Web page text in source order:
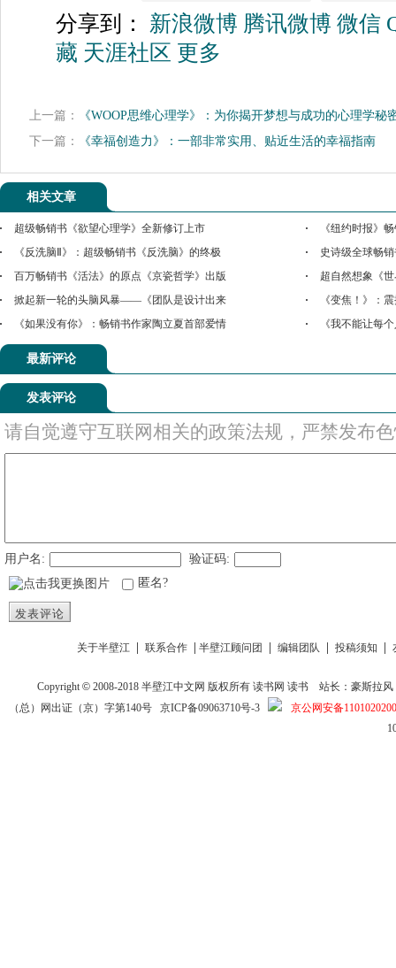
分享到： 新浪微博 腾讯微博 微信
藏 天涯社区 更多
上一篇：
《WOOP思维心理学》：为你揭开梦想与成功的心理学秘
下一篇：
《幸福创造力》：一部非常实用、贴近生活的幸福指南
相关文章
超级畅销书《欲望心理学》全新修订上市
《纽约时报》
《反洗脑Ⅱ》：超级畅销书《反洗脑》的终极
史诗级全球畅
百万畅销书《活法》的原点《京瓷哲学》出版
超自然想象《
掀起新一轮的头脑风暴——《团队是设计出来
《变焦！》：
《如果没有你》：畅销书作家陶立夏首部爱情
《我不能让每
最新评论
发表评论
请自觉遵守互联网相关的政策法规，严禁发布
用户名:
验证码:
匿名?
发表评论
关于半壁江 联系合作 半壁江顾问团 编辑团队 投稿须知
Copyright © 2008-2018半壁江中文网 版权所有读书网 读书
站长：豪斯拉风
（总）网出证（京）字第140号 京ICP备09063710号-3
京公网安备